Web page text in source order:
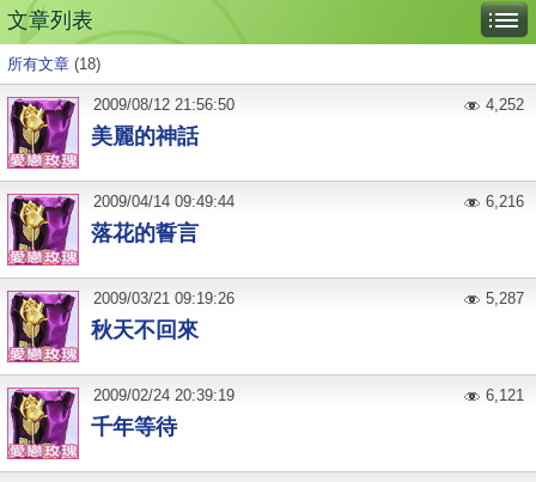
文章列表
所有文章 (18)
美麗的神話
2009/08/12 21:56:50 4,252
落花的誓言
2009/04/14 09:49:44 6,216
秋天不回來
2009/03/21 09:19:26 5,287
千年等待
2009/02/24 20:39:19 6,121